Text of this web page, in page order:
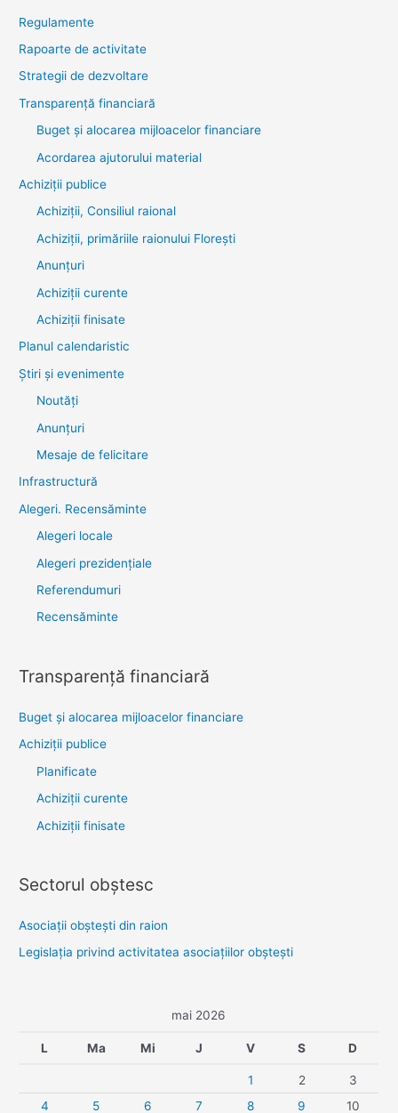
Regulamente
Rapoarte de activitate
Strategii de dezvoltare
Transparenţă financiară
Buget și alocarea mijloacelor financiare
Acordarea ajutorului material
Achiziţii publice
Achiziții, Consiliul raional
Achiziții, primăriile raionului Florești
Anunțuri
Achiziții curente
Achiziții finisate
Planul calendaristic
Știri şi evenimente
Noutăţi
Anunţuri
Mesaje de felicitare
Infrastructură
Alegeri. Recensăminte
Alegeri locale
Alegeri prezidențiale
Referendumuri
Recensăminte
Transparenţă financiară
Buget și alocarea mijloacelor financiare
Achiziţii publice
Planificate
Achiziții curente
Achiziții finisate
Sectorul obştesc
Asociaţii obşteşti din raion
Legislaţia privind activitatea asociaţiilor obşteşti
mai 2026
L Ma Mi J V S D
1 2
3
4
5 6 7 8 9 10